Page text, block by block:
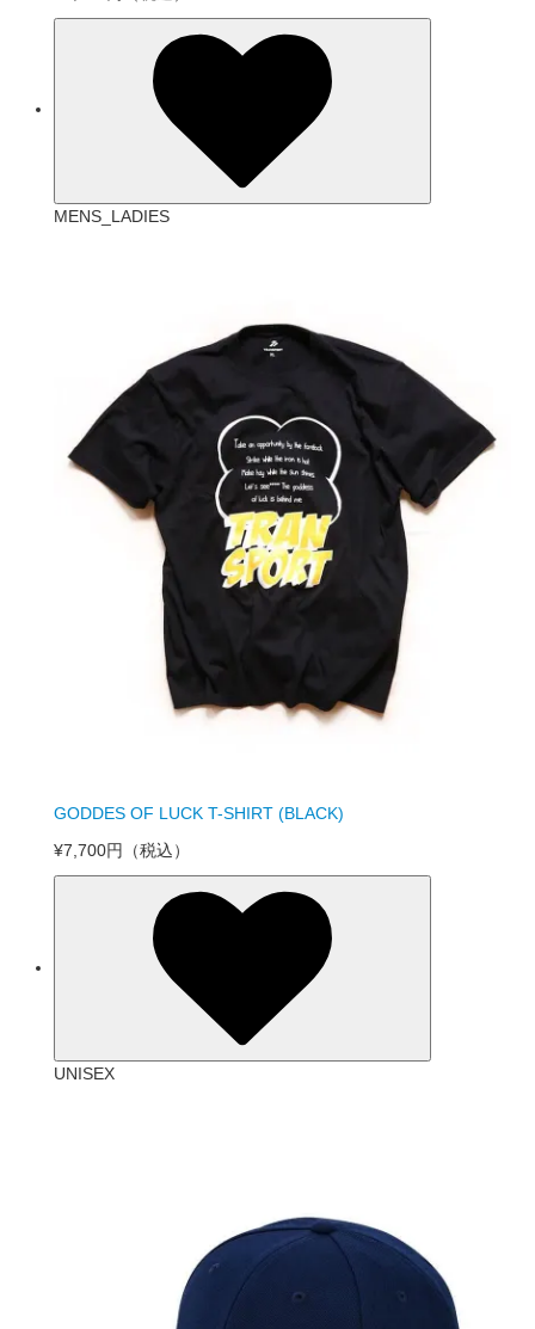
MENS_LADIES
GODDES OF LUCK T-SHIRT (BLACK)
¥7,700円
（税込）
UNISEX